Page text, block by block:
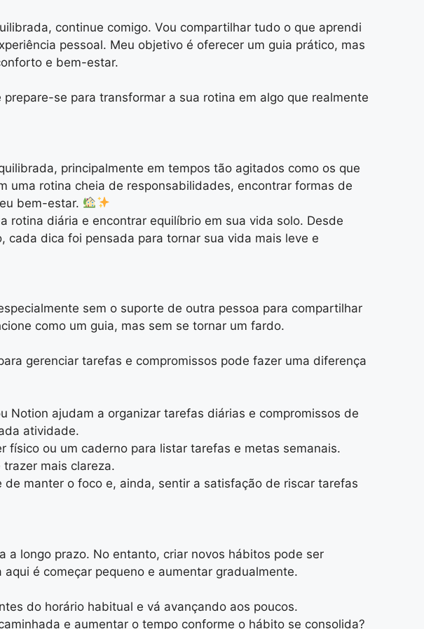
continue comigo. Vou compartilhar tudo o que aprendi
pessoal. Meu objetivo é oferecer um guia prático, mas
e bem-estar.
se para transformar a sua rotina em algo que realmente
principalmente em tempos tão agitados como os que
uma rotina cheia de responsabilidades, encontrar formas de
bem-estar.
rotina diária e encontrar equilíbrio em sua vida solo. Desde
dica foi pensada para tornar sua vida mais leve e
sem o suporte de outra pessoa para compartilhar
como um guia, mas sem se tornar um fardo.
gerenciar tarefas e compromissos pode fazer uma diferença
Notion ajudam a organizar tarefas diárias e compromissos de
atividade.
físico ou um caderno para listar tarefas e metas semanais.
mais clareza.
manter o foco e, ainda, sentir a satisfação de riscar tarefas
longo prazo. No entanto, criar novos hábitos pode ser
é começar pequeno e aumentar gradualmente.
do horário habitual e vá avançando aos poucos.
e aumentar o tempo conforme o hábito se consolida?